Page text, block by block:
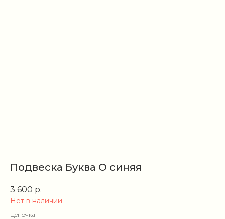
Подвеска Буква O синяя
3 600 р.
Нет в наличии
Цепочка